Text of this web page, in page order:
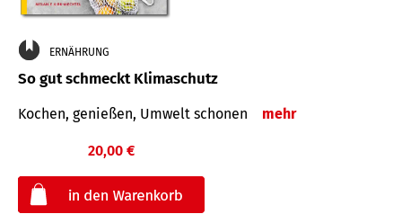
ERNÄHRUNG
So gut schmeckt Klimaschutz
Kochen, genießen, Umwelt schonen mehr
20,00 €